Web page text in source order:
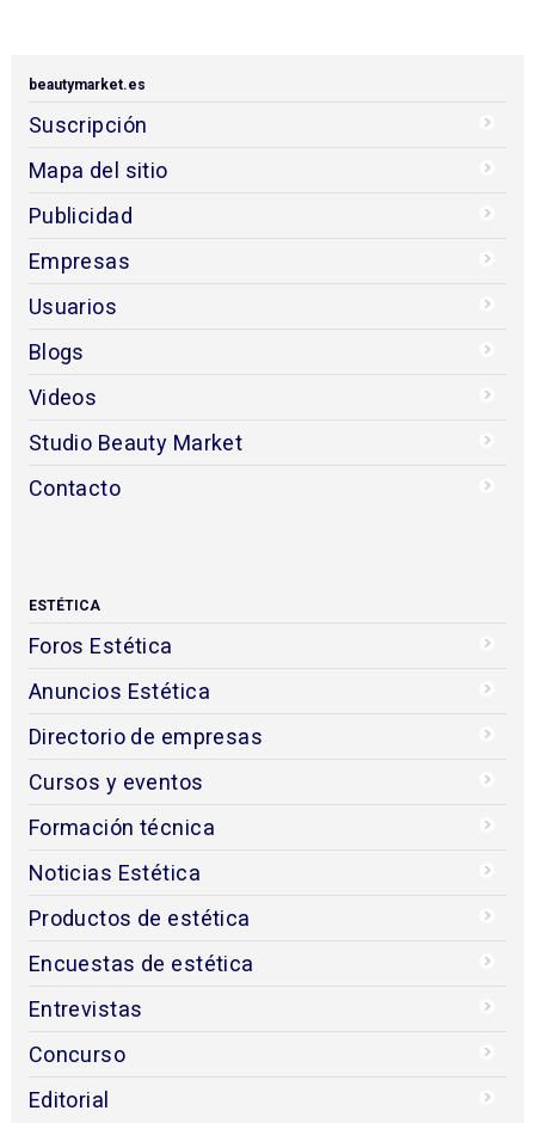
beautymarket.es
Suscripción
Mapa del sitio
Publicidad
Empresas
Usuarios
Blogs
Videos
Studio Beauty Market
Contacto
ESTÉTICA
Foros Estética
Anuncios Estética
Directorio de empresas
Cursos y eventos
Formación técnica
Noticias Estética
Productos de estética
Encuestas de estética
Entrevistas
Concurso
Editorial